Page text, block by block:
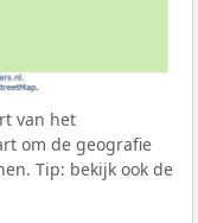
van het
om de geografie
Tip: bekijk ook de